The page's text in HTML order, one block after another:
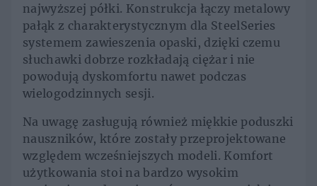
najwyższej półki. Konstrukcja łączy metalowy
pałąk z charakterystycznym dla SteelSeries
systemem zawieszenia opaski, dzięki czemu
słuchawki dobrze rozkładają ciężar i nie
powodują dyskomfortu nawet podczas
wielogodzinnych sesji.
Na uwagę zasługują również miękkie poduszki
nauszników, które zostały przeprojektowane
względem wcześniejszych modeli. Komfort
użytkowania stoi na bardzo wysokim